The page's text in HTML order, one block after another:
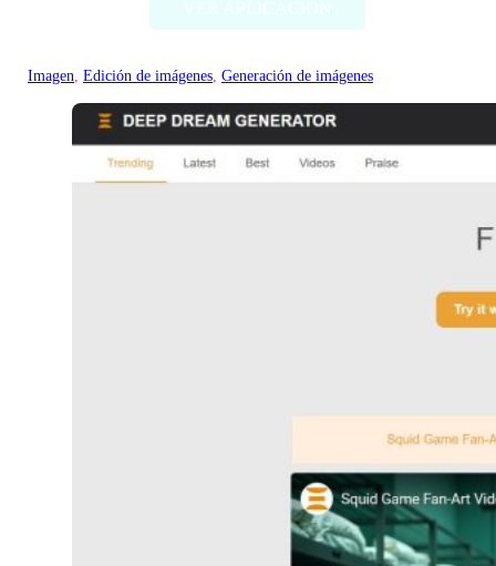
Imagen, Edición de imágenes, Generación de imágenes